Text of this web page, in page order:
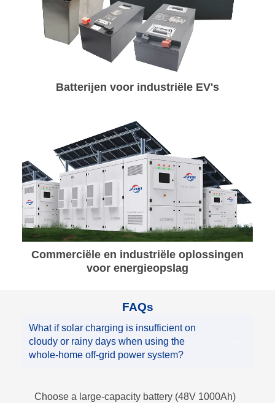
Batterijen voor industriële EV's
Commerciële en industriële oplossingen
voor energieopslag
FAQs
What if solar charging is insufficient on
cloudy or rainy days when using the
whole-home off-grid power system?
Choose a large-capacity battery (48V 1000Ah)